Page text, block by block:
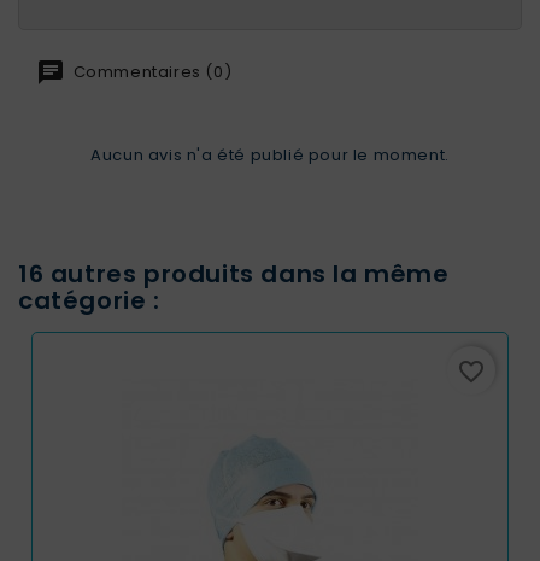
Commentaires (0)
Aucun avis n'a été publié pour le moment.
16 autres produits dans la même
catégorie :
favorite_border